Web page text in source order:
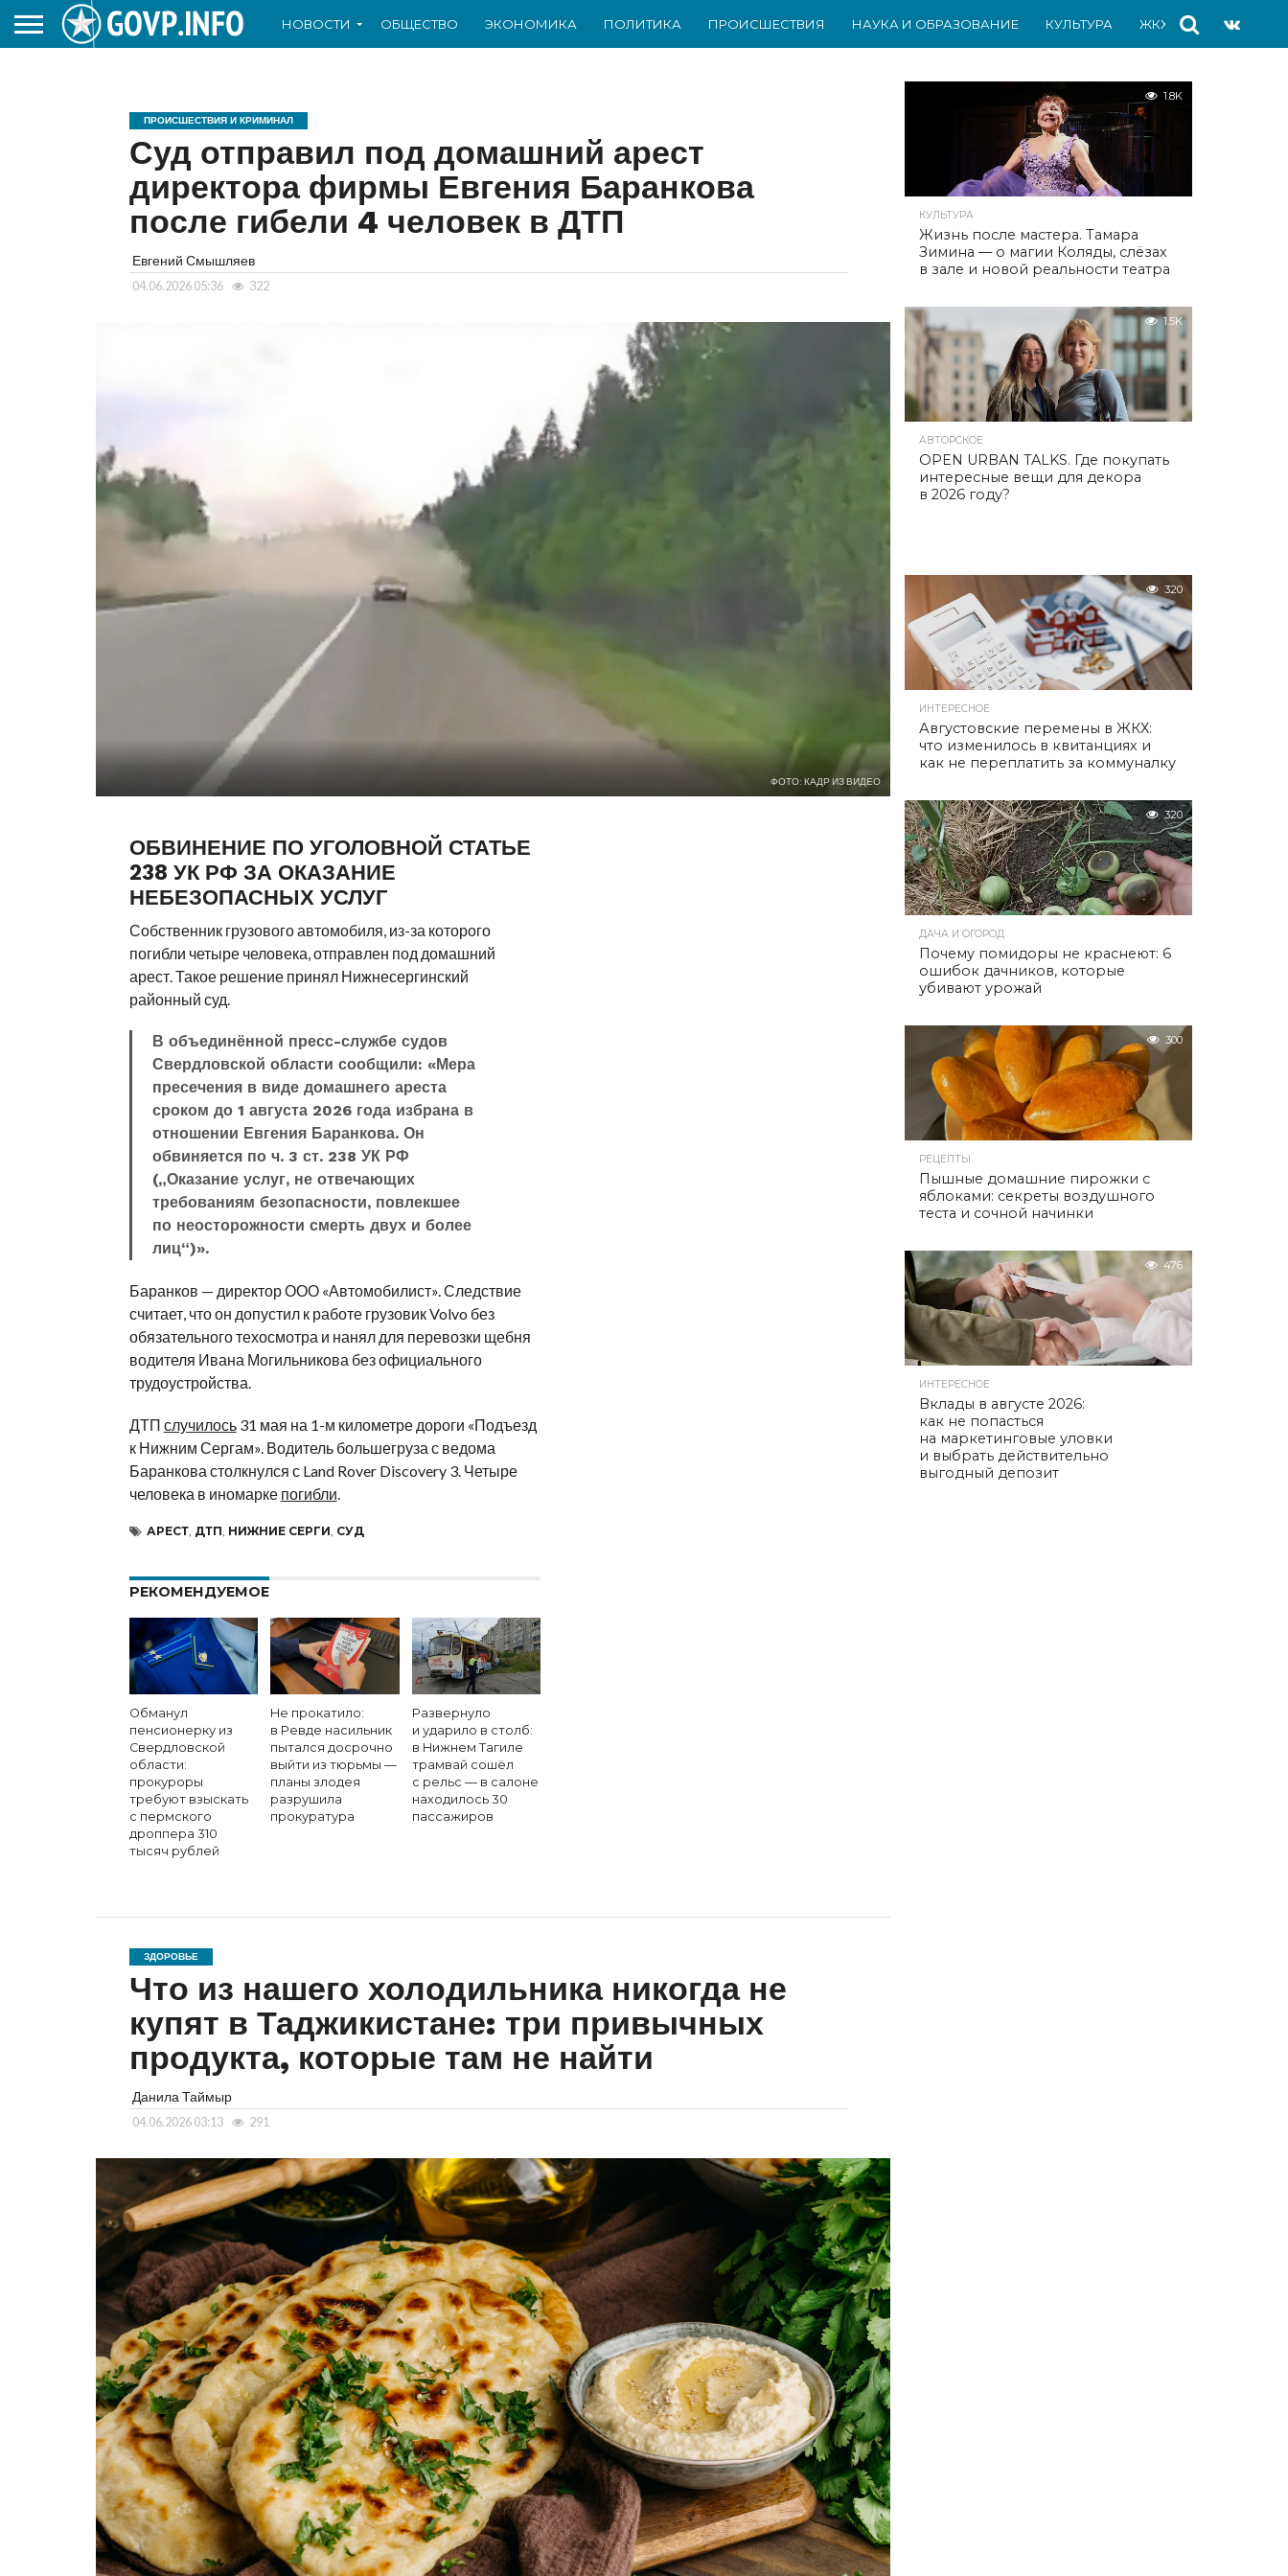
НОВОСТИ ОБЩЕСТВО ЭКОНОМИКА ПОЛИТИКА ПРОИСШЕСТВИЯ НАУКА И ОБРАЗОВАНИЕ КУЛЬТУРА ЖКХ СПОРТ
ПРОИСШЕСТВИЯ И КРИМИНАЛ
Суд отправил под домашний арест
директора фирмы Евгения Баранкова
после гибели 4 человек в ДТП
Евгений Смышляев
04.06.2026 05:36 322
ФОТО: КАДР ИЗ ВИДЕО
ОБВИНЕНИЕ ПО УГОЛОВНОЙ СТАТЬЕ
238 УК РФ ЗА ОКАЗАНИЕ
НЕБЕЗОПАСНЫХ УСЛУГ
Собственник грузового автомобиля, из-за которого
погибли четыре человека, отправлен под домашний
арест. Такое решение принял Нижнесергинский
районный суд.
В объединённой пресс-службе судов
Свердловской области сообщили:«Мера
пресечения в виде домашнего ареста
сроком до 1 августа 2026 года избрана в
отношении Евгения Баранкова. Он
обвиняется по ч. 3 ст. 238 УК РФ
(„Оказание услуг, не отвечающих
требованиям безопасности, повлекшее
по неосторожности смерть двух и более
лиц“)».
Баранков — директор ООО «Автомобилист». Следствие
считает, что он допустил к работе грузовик Volvo без
обязательного техосмотра и нанял для перевозки щебня
водителя Ивана Могильникова без официального
трудоустройства.
ДТП случилось31 мая на 1-м километре дороги «Подъезд
к Нижним Сергам». Водитель большегруза с ведома
Баранкова столкнулся с Land Rover Discovery 3. Четыре
человека в иномарке погибли
АРЕСТ, ДТП НИЖНИЕ СЕРГИ СУД
РЕКОМЕНДУЕМОЕ
Обманул
пенсионерку из
Свердловской
области:
прокуроры
требуют взыскать
с пермского
дроппера 310
тысяч рублей
Не прокатило:
в Ревде насильник
пытался досрочно
выйти из тюрьмы —
планы злодея
разрушила
прокуратура
Развернуло
и ударило в столб:
в Нижнем Тагиле
трамвай сошёл
с рельс — в салоне
находилось 30
пассажиров
ЗДОРОВЬЕ
Что из нашего холодильника никогда не
купят в Таджикистане: три привычных
продукта, которые там не найти
Данила Таймыр
04.06.2026 03:13 291
1.8K
КУЛЬТУРА
Жизнь после мастера. Тамара
Зимина — о магии Коляды, слёзах
в зале и новой реальности театра
1.5K
АВТОРСКОЕ
OPEN URBAN TALKS. Где покупать
интересные вещи для декора
в 2026 году?
320
ИНТЕРЕСНОЕ
Августовские перемены в ЖКХ:
что изменилось в квитанциях и
как не переплатить за коммуналку
320
ДАЧА И ОГОРОД
Почему помидоры не краснеют: 6
ошибок дачников, которые
убивают урожай
300
РЕЦЕПТЫ
Пышные домашние пирожки с
яблоками: секреты воздушного
теста и сочной начинки
476
ИНТЕРЕСНОЕ
Вклады в августе 2026:
как не попасться
на маркетинговые уловки
и выбрать действительно
выгодный депозит